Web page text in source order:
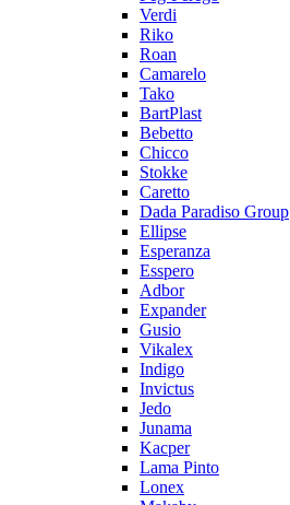
Verdi
Riko
Roan
Camarelo
Tako
BartPlast
Bebetto
Chicco
Stokke
Caretto
Dada Paradiso Group
Ellipse
Esperanza
Esspero
Adbor
Expander
Gusio
Vikalex
Indigo
Invictus
Jedo
Junama
Kacper
Lama Pinto
Lonex